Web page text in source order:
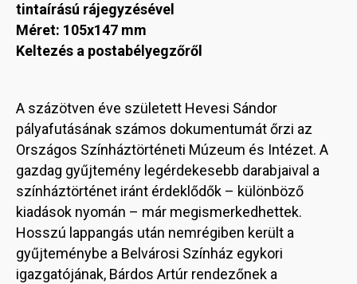
tintaírású rájegyzésével
Méret: 105x147 mm
Keltezés a postabélyegzőről
A százötven éve született Hevesi Sándor
pályafutásának számos dokumentumát őrzi az
Országos Színháztörténeti Múzeum és Intézet. A
gazdag gyűjtemény legérdekesebb darabjaival a
színháztörténet iránt érdeklődők – különböző
kiadások nyomán – már megismerkedhettek.
Hosszú lappangás után nemrégiben került a
gyűjteménybe a Belvárosi Színház egykori
igazgatójának, Bárdos Artúr rendezőnek a